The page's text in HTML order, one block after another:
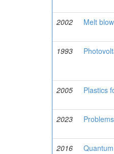
2002
Melt
1993
2005
Plastics
2023
2016